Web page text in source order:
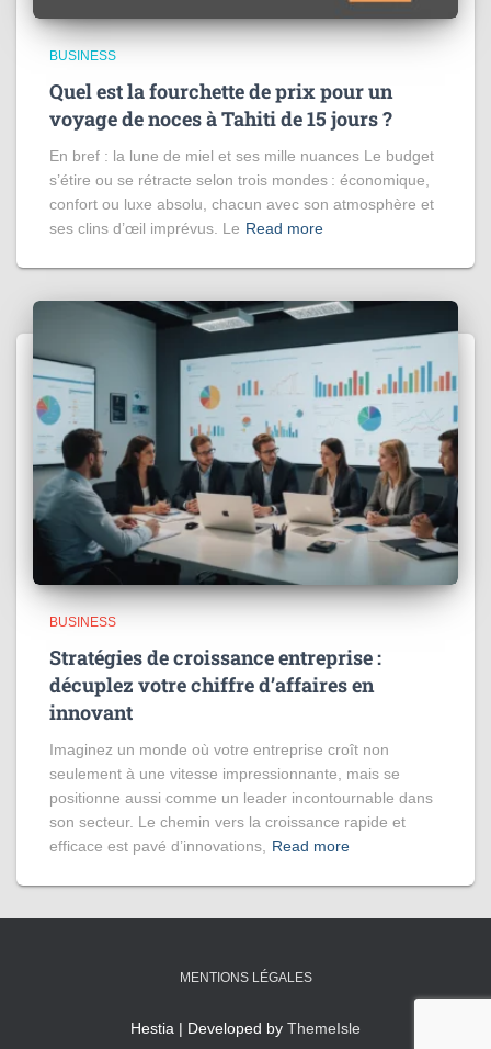
BUSINESS
Quel est la fourchette de prix pour un
voyage de noces à Tahiti de 15 jours​ ?
En bref : la lune de miel et ses mille nuances Le budget
s’étire ou se rétracte selon trois mondes : économique,
confort ou luxe absolu, chacun avec son atmosphère et
ses clins d’œil imprévus. Le Read more
BUSINESS
Stratégies de croissance entreprise :
décuplez votre chiffre d’affaires en
innovant
Imaginez un monde où votre entreprise croît non
seulement à une vitesse impressionnante, mais se
positionne aussi comme un leader incontournable dans
son secteur. Le chemin vers la croissance rapide et
efficace est pavé d’innovations,
Read more
MENTIONS LÉGALES
Hestia | Developed by ThemeIsle